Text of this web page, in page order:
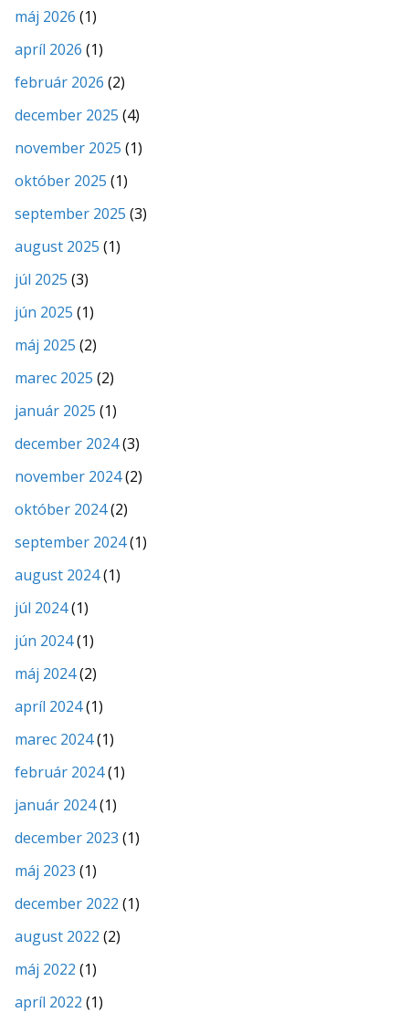
máj 2026 (1)
apríl 2026 (1)
február 2026 (2)
december 2025 (4)
november 2025 (1)
október 2025 (1)
september 2025 (3)
august 2025 (1)
júl 2025 (3)
jún 2025 (1)
máj 2025 (2)
marec 2025 (2)
január 2025 (1)
december 2024(3)
november 2024(2)
október 2024(2)
september 2024(1)
august 2024(1)
júl 2024(1)
jún 2024(1)
máj 2024(2)
apríl 2024(1)
marec 2024(1)
február 2024(1)
január 2024(1)
december 2023 (1)
máj 2023 (1)
december 2022 (1)
august 2022 (2)
máj 2022 (1)
apríl 2022 (1)